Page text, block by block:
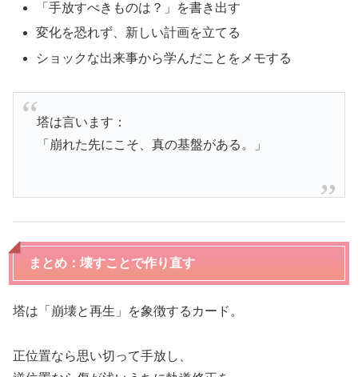
「手放すべきものは？」を書き出す
変化を恐れず、新しい計画を立てる
ショックな出来事から学んだことをメモする
塔は言います：
「崩れた先にこそ、真の基盤がある。」
まとめ：壊すことで作り直す
塔は「崩壊と再生」を象徴するカード。
正位置なら思い切って手放し、